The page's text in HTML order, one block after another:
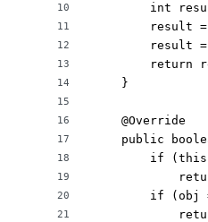
10
11
12
13
14
15
16
17
18
19
20
21
int
result
result
return
    }
    @Override
public
if
if (obj